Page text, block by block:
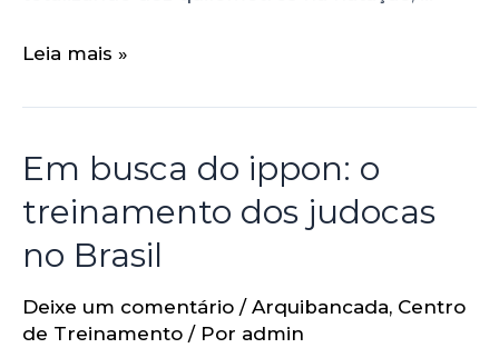
Leia mais »
Em busca do ippon: o
treinamento dos judocas
no Brasil
Deixe um comentário / Arquibancada, Centro
de Treinamento / Por admin